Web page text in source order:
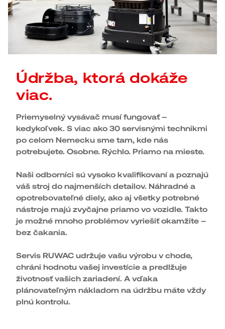
Údržba, ktorá dokáže
viac.
Priemyselný vysávač musí fungovať –
kedykoľvek. S viac ako 30 servisnými technikmi
po celom Nemecku sme tam, kde nás
potrebujete. Osobne. Rýchlo. Priamo na mieste.
Naši odborníci sú vysoko kvalifikovaní a poznajú
váš stroj do najmenších detailov. Náhradné a
opotrebovateľné diely, ako aj všetky potrebné
nástroje majú zvyčajne priamo vo vozidle. Takto
je možné mnoho problémov vyriešiť okamžite –
bez čakania.
Servis RUWAC udržuje vašu výrobu v chode,
chráni hodnotu vašej investície a predlžuje
životnosť vašich zariadení. A vďaka
plánovateľným nákladom na údržbu máte vždy
plnú kontrolu.